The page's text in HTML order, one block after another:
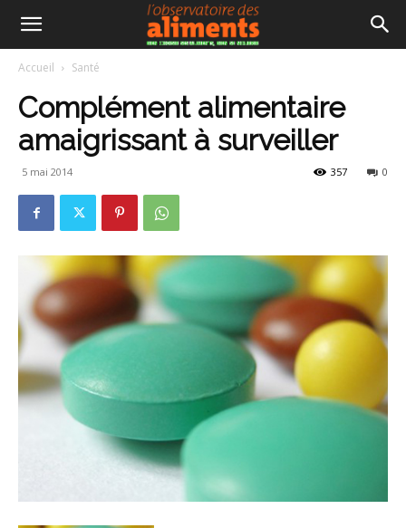
Accueil Santé
Complément alimentaire
amaigrissant à surveiller
5 mai 2014 0
357